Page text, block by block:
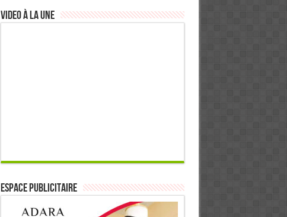
Video à la Une
ESPACE PUBLICITAIRE